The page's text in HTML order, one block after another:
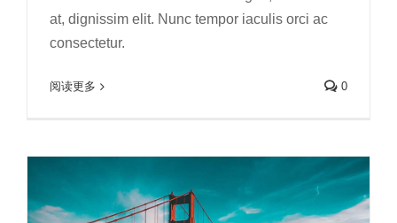
at, dignissim elit. Nunc tempor iaculis orci ac
consectetur.
阅读更多 0
华为荣耀智慧屏有油脂，应该怎么处理？